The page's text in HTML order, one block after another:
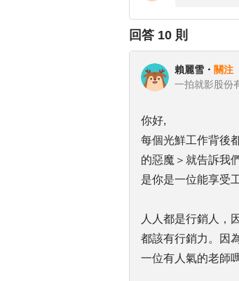
回答 10 則
賴麗雪 ・ 關注
一拍就影股份
你好,
每個光鮮工作背後
的惡魔＞就告訴我
是你是一位能享受
人人都是行銷人，
都該有行銷力。因
一位有人氣的老師